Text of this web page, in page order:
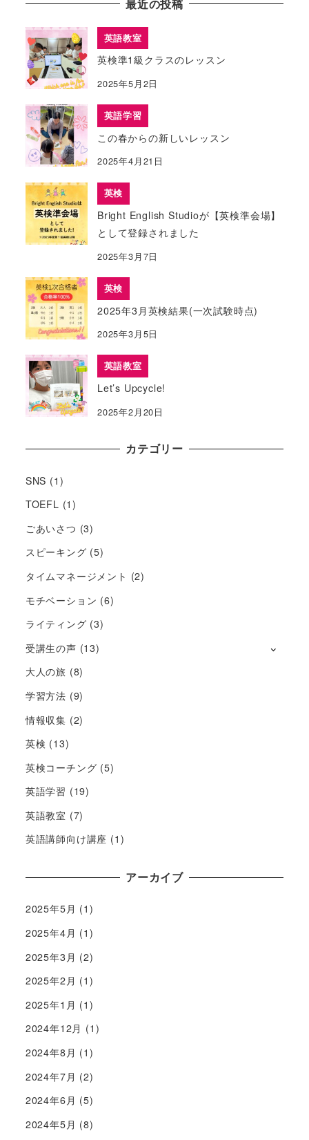
最近の投稿
英語教室
英検準1級クラスのレッスン
2025年5月2日
英語学習
この春からの新しいレッスン
2025年4月21日
英検
Bright English Studioが【英検準会場】
として登録されました
2025年3月7日
英検
2025年3月英検結果(一次試験時点)
2025年3月5日
英語教室
Let’s Upcycle!
2025年2月20日
カテゴリー
SNS (1)
TOEFL (1)
ごあいさつ (3)
スピーキング (5)
タイムマネージメント (2)
モチベーション (6)
ライティング (3)
受講生の声 (13)
大人の旅 (8)
学習方法 (9)
情報収集 (2)
英検 (13)
英検コーチング (5)
英語学習 (19)
英語教室 (7)
英語講師向け講座 (1)
アーカイブ
2025年5月 (1)
2025年4月 (1)
2025年3月 (2)
2025年2月 (1)
2025年1月 (1)
2024年12月 (1)
2024年8月 (1)
2024年7月 (2)
2024年6月 (5)
2024年5月 (8)